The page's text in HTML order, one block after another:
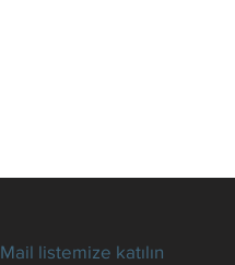
Mail listemize katılın